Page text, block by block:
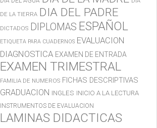
DE LA TIERRA DIA DEL PADRE
DICTADOS DIPLOMAS ESPAÑOL
ETIQUETA PARA CUADERNOS EVALUACION
DIAGNOSTICA EXAMEN DE ENTRADA
EXAMEN TRIMESTRAL
FAMILIA DE NUMEROS FICHAS DESCRIPTIVAS
GRADUACION INGLES INICIO A LA LECTURA
INSTRUMENTOS DE EVALUACION
LAMINAS DIDACTICAS